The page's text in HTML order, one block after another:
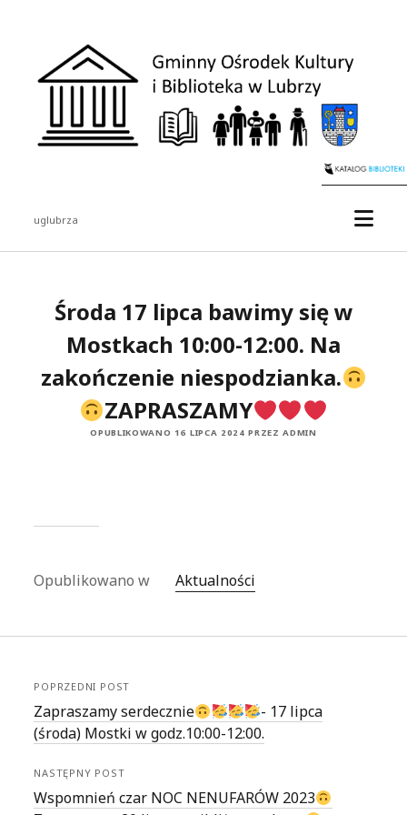
Kultury
Biblioteka
uglubrza
bocznyŚroda 17 lipca bawimy się w
Mostkach 10:00-12:00. Na
zakończenie niespodzianka.
ZAPRASZAMY
OPUBLIKOWANO 16 LIPCA 2024 PRZEZ ADMIN
Opublikowano w Aktualności
POPRZEDNI POST
Zapraszamy serdecznie
- 17 lipca
(środa) Mostki w godz.10:00-12:00.
NASTĘPNY POST
Wspomnień czar NOC NENUFARÓW 2023